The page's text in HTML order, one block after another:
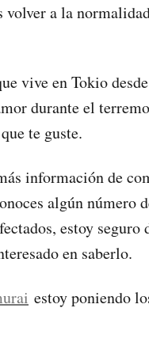
a la
vive en Tokio
durante el
te guste.
información de
algún número
estoy seguro
en saberlo.
estoy poniendo